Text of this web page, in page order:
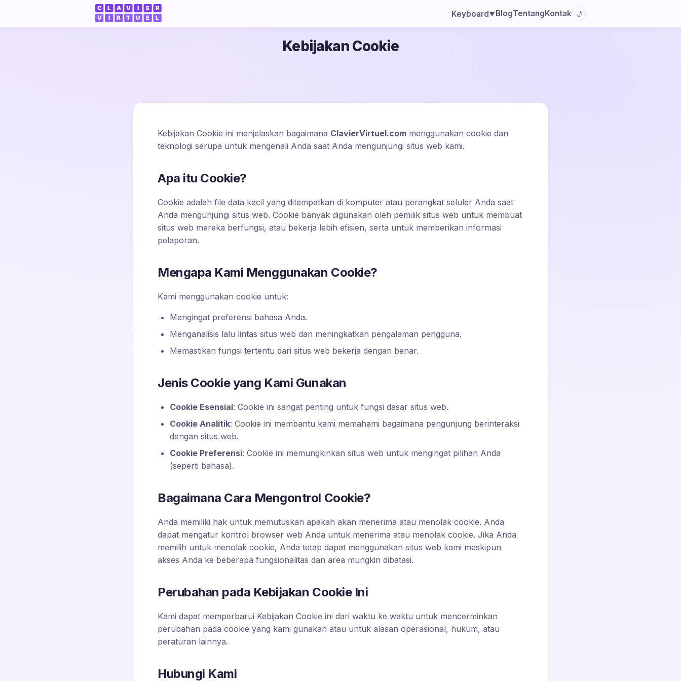
Keyboard▼BlogTentangKontak 🌙
Kebijakan Cookie
Kebijakan Cookie ini menjelaskan bagaimana ClavierVirtuel.com menggunakan cookie dan
teknologi serupa untuk mengenali Anda saat Anda mengunjungi situs web kami.
Apa itu Cookie?
Cookie adalah file data kecil yang ditempatkan di komputer atau perangkat seluler Anda saat
Anda mengunjungi situs web. Cookie banyak digunakan oleh pemilik situs web untuk membuat
situs web mereka berfungsi, atau bekerja lebih efisien, serta untuk memberikan informasi
pelaporan.
Mengapa Kami Menggunakan Cookie?
Kami menggunakan cookie untuk:
Mengingat preferensi bahasa Anda.
Menganalisis lalu lintas situs web dan meningkatkan pengalaman pengguna.
Memastikan fungsi tertentu dari situs web bekerja dengan benar.
Jenis Cookie yang Kami Gunakan
Cookie Esensial: Cookie ini sangat penting untuk fungsi dasar situs web.
Cookie Analitik: Cookie ini membantu kami memahami bagaimana pengunjung berinteraksi
dengan situs web.
Cookie Preferensi: Cookie ini memungkinkan situs web untuk mengingat pilihan Anda
(seperti bahasa).
Bagaimana Cara Mengontrol Cookie?
Anda memiliki hak untuk memutuskan apakah akan menerima atau menolak cookie. Anda
dapat mengatur kontrol browser web Anda untuk menerima atau menolak cookie. Jika Anda
memilih untuk menolak cookie, Anda tetap dapat menggunakan situs web kami meskipun
akses Anda ke beberapa fungsionalitas dan area mungkin dibatasi.
Perubahan pada Kebijakan Cookie Ini
Kami dapat memperbarui Kebijakan Cookie ini dari waktu ke waktu untuk mencerminkan
perubahan pada cookie yang kami gunakan atau untuk alasan operasional, hukum, atau
peraturan lainnya.
Hubungi Kami